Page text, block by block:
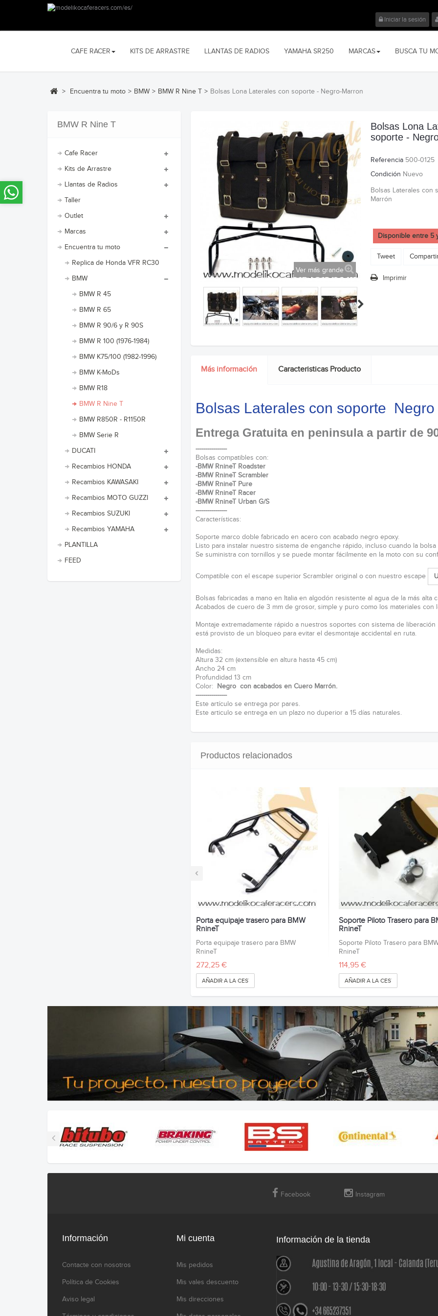
Iniciar la sesión
CAFE RACER KITS DE ARRASTRE LLANTAS DE RADIOS YAMAHA SR250 MARCAS BUSCA TU
> Encuentra tu moto > BMW > BMW R Nine T > Bolsas Lona Laterales con soporte - Negro-Marron
BMW R Nine T
Cafe Racer
Kits de Arrastre
Llantas de Radios
Taller
Outlet
Marcas
Encuentra tu moto
Replica de Honda VFR RC30
BMW
BMW R 45
BMW R 65
BMW R 90/6 y R 90S
BMW R 100 (1976-1984)
BMW K75/100 (1982-1996)
BMW K-MoDs
BMW R18
BMW R Nine T
BMW R850R - R1150R
BMW Serie R
DUCATI
Recambios HONDA
Recambios KAWASAKI
Recambios MOTO GUZZI
Recambios SUZUKI
Recambios YAMAHA
PLANTILLA
FEED
Ver más grande
Bolsas Lona
soporte -
Referencia 500-0125
Condición Nuevo
Bolsas Laterales con
Marrón
Disponible entre 5
Tweet
Imprimir
Más información Caracteristicas Producto
Bolsas Laterales con soporte Negro
Entrega Gratuita en peninsula a partir de
----------------
Bolsas compatibles con:
-BMW RnineT Roadster
-BMW RnineT Scrambler
-BMW RnineT Pure
-BMW RnineT Racer
-BMW RnineT Urban G/S
----------------
Características:
Soporte marco doble fabricado en acero con acabado negro epoxy.
Listo para instalar nuestro sistema de enganche rápido, incluso cuando la bolsa
Se suministra con tornillos y se puede montar fácilmente en la moto con su
Compatible con el escape superior Scrambler original o con nuestro escape
Bolsas fabricadas a mano en Italia en algodón resistente al agua de la más alta
Acabados de cuero de 3 mm de grosor, simple y puro como los materiales
Montaje extremadamente rápido a nuestros soportes con sistema de
está provisto de un bloqueo para evitar el desmontaje accidental en ruta.
Medidas:
Altura 32 cm (extensible en altura hasta 45 cm)
Ancho 24 cm
Profundidad 13 cm
Color:
Negro con acabados en Cuero Marrón.
----------------
Este artículo se entrega por pares.
Este articulo se entrega en un plazo no duperior a 15 días naturales.
Productos relacionados
‹
Porta equipaje trasero para BMW
RnineT
Porta equipaje trasero para BMW
RnineT
272,25 €
AÑADIR A LA CESTA
Soporte Piloto Trasero para
RnineT
Soporte Piloto Trasero para
RnineT
114,95 €
AÑADIR A LA CESTA
Facebook Instagram
Información
Contacte con nosotros
Política de Cookies
Aviso legal
Mi cuenta
Mis pedidos
Mis vales descuento
Mis direcciones
Información de la tienda